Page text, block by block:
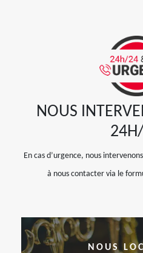
NOUS
En cas d’urgence, nous
à nous contacter via le
NOUS